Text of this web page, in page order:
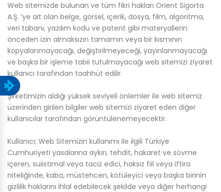
Web sitemizde bulunan ve tüm fikri hakları Orient Sigorta
A.Ş. ’ye ait olan belge, görsel, içerik, dosya, film, algoritma,
veri tabanı, yazılım kodu ve patent gibi materyallerin
önceden izin almaksızın tamamın veya bir kısmının
kopyalanmayacağı, değiştirilmeyeceği, yayınlanmayacağı
ve başka bir işleme tabii tutulmayacağı web sitemizi ziyaret
kullanıcı tarafından taahhüt edilir.
Şirketimizin aldığı yüksek seviyeli önlemler ile web sitemiz
üzerinden girilen bilgiler web sitemizi ziyaret eden diğer
kullanıcılar tarafından görüntülenemeyecektir.
Kullanıcı; Web Sitemizin kullanımı ile ilgili Türkiye
Cumhuriyeti yasalarına aykırı, tehdit, hakaret ve sövme
içeren, suiistimal veya taciz edici, haksız fiil veya iftira
niteliğinde, kaba, müstehcen, kötüleyici veya başka birinin
gizlilik haklarını ihlal edebilecek şekilde veya diğer herhangi